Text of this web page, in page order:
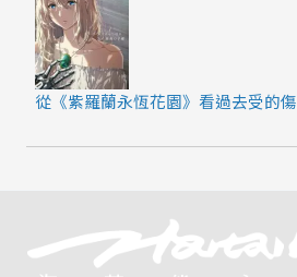
從《紫羅蘭永恆花園》看過去受的傷